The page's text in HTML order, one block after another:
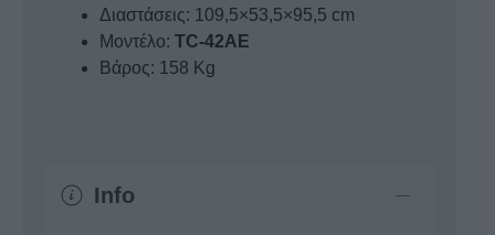
Διαστάσεις: 109,5×53,5×95,5 cm
Μοντέλο: TC-42AE
Βάρος: 158 Kg
Info